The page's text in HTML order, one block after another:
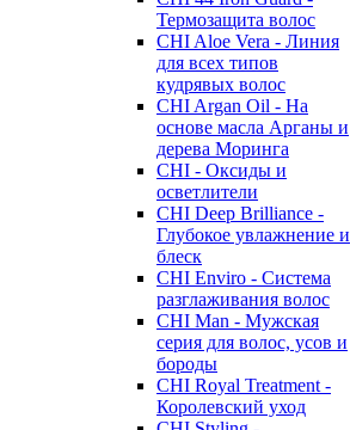
Термозащита волос
CHI Aloe Vera - Линия
для всех типов
кудрявых волос
CHI Argan Oil - На
основе масла Арганы и
дерева Моринга
CHI - Оксиды и
осветлители
CHI Deep Brilliance -
Глубокое увлажнение и
блеск
CHI Enviro - Система
разглаживания волос
CHI Man - Мужская
серия для волос, усов и
бороды
CHI Royal Treatment -
Королевский уход